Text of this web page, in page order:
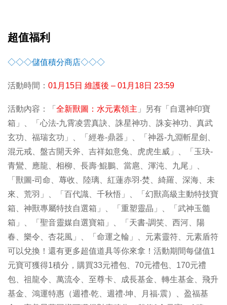
超值福利
◇◇◇儲值積分商店◇◇◇
活動時間： 01 月15日 維護後 – 01月18日 23:59
活動內容：「 全新獸圖：水元素領主 」另有「自選神印寶
箱」、「心法-九霄凌雲真訣、誅星神功、誅妄神功、真武
玄功、福瑞玄功」、「經卷-鼎器」、「神器-九淵斬星劍、
混元戒、盤古開天斧、吉祥如意兔、虎虎生威」、「玉玦-
青鸞、應龍、相柳、長壽·鯤鵬、當扈、渾沌、九尾」、
「獸圖-司命、蓐收、陸璃、紅蓮赤羽‧焚、綺羅、深海、未
來、荒羽」、「百代識、千秋悟」、「幻獸高級主動特技寶
箱、神獸專屬特技自選箱」、「重塑靈晶」、「武神玉髓
箱」、「聖音靈媒自選寶箱」、「天書-調笑、西河、陽
春、樂令、杏花風」、「命運之輪」、元素靈符、元素盾符
可以兌換！還有更多超值道具等你來拿！活動期間每儲值1
元寶可獲得1積分，購買33元禮包、70元禮包、170元禮
包、祖龍令、萬流令、至尊卡、成長基金、轉生基金、飛升
基金、鴻運特惠（週禮‧乾、週禮‧坤、月福‧震）、盈福基